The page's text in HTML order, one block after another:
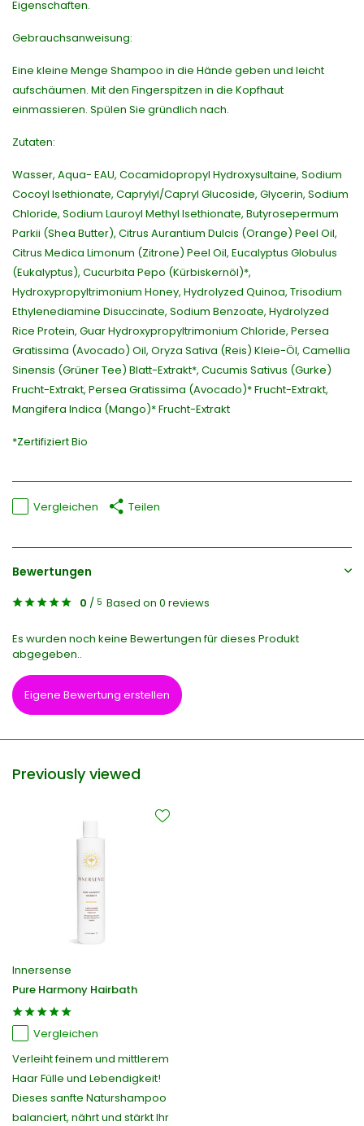
Eigenschaften.
Gebrauchsanweisung:
Eine kleine Menge Shampoo in die Hände geben und leicht
aufschäumen. Mit den Fingerspitzen in die Kopfhaut
einmassieren. Spülen Sie gründlich nach.
Zutaten:
Wasser, Aqua- EAU, Cocamidopropyl Hydroxysultaine, Sodium
Cocoyl Isethionate, Caprylyl/Capryl Glucoside, Glycerin, Sodium
Chloride, Sodium Lauroyl Methyl Isethionate, Butyrosepermum
Parkii (Shea Butter), Citrus Aurantium Dulcis (Orange) Peel Oil,
Citrus Medica Limonum (Zitrone) Peel Oil, Eucalyptus Globulus
(Eukalyptus), Cucurbita Pepo (Kürbiskernöl)*,
Hydroxypropyltrimonium Honey, Hydrolyzed Quinoa, Trisodium
Ethylenediamine Disuccinate, Sodium Benzoate, Hydrolyzed
Rice Protein, Guar Hydroxypropyltrimonium Chloride, Persea
Gratissima (Avocado) Oil, Oryza Sativa (Reis) Kleie-Öl, Camellia
Sinensis (Grüner Tee) Blatt-Extrakt*, Cucumis Sativus (Gurke)
Frucht-Extrakt, Persea Gratissima (Avocado)* Frucht-Extrakt,
Mangifera Indica (Mango)* Frucht-Extrakt
*Zertifiziert Bio
Vergleichen Teilen
Bewertungen
0 / 5 Based on 0 reviews
Es wurden noch keine Bewertungen für dieses Produkt
abgegeben..
Eigene Bewertung erstellen
Previously viewed
Innersense
Pure Harmony Hairbath
Vergleichen
Verleiht feinem und mittlerem
Haar Fülle und Lebendigkeit!
Dieses sanfte Naturshampoo
balanciert, nährt und stärkt Ihr